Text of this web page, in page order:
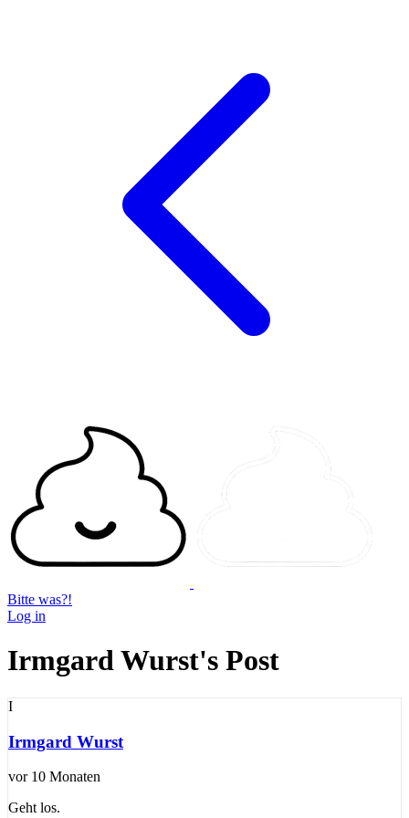
Bitte was?!
Log in
Irmgard Wurst's Post
I
Irmgard Wurst
vor 10 Monaten
Geht los.